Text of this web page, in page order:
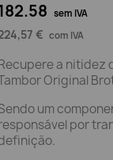
sem IVA
€ com IVA
a nitidez
Original
um
por